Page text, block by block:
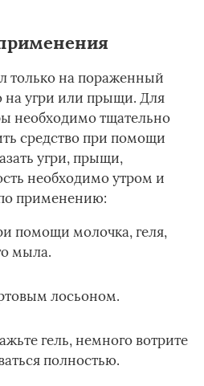
только на пораженный
на угри или прыщи. Для
необходимо тщательно
средство при помощи
угри, прыщи,
необходимо утром и
применению:
помощи молочка, геля,
мыла.
лосьоном.
гель, немного вотрите
полностью.